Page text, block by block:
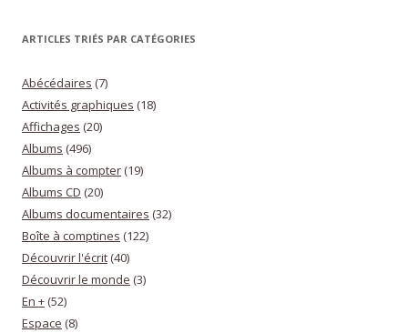
ARTICLES TRIÉS PAR CATÉGORIES
Abécédaires (7)
Activités graphiques (18)
Affichages (20)
Albums (496)
Albums à compter (19)
Albums CD (20)
Albums documentaires (32)
Boîte à comptines (122)
Découvrir l'écrit (40)
Découvrir le monde (3)
En + (52)
Espace (8)